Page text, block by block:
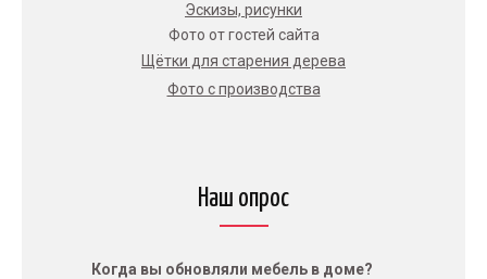
Эскизы, рисунки
Фото от гостей сайта
Щётки для старения дерева
Фото с производства
Наш опрос
Когда вы обновляли мебель в доме?